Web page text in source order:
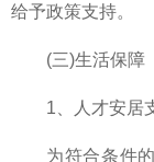
给予政策支持。
(三)生活保障
1、人才安居
为符合条件